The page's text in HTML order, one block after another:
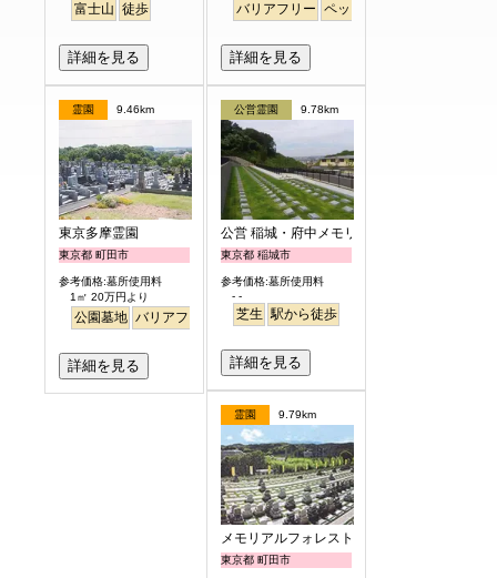
富士山 徒歩
詳細を見る
バリアフリー ペット
詳細を見る
霊園 9.46km
東京多摩霊園
東京都 町田市
参考価格:墓所使用料
1㎡ 20万円より
公園墓地 バリアフリー
詳細を見る
公営霊園 9.78km
公営 稲城・府中メモリアルパーク
東京都 稲城市
参考価格:墓所使用料
- -
芝生 駅から徒歩
詳細を見る
霊園 9.79km
メモリアルフォレスト多摩
東京都 町田市